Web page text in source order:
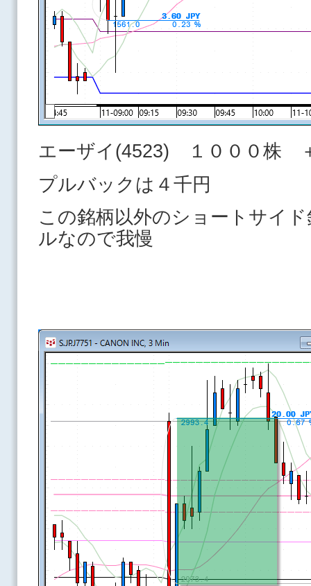
エーザイ(4523) １０００株
プルバックは４千円
この銘柄以外のショートサイ
ルなので我慢